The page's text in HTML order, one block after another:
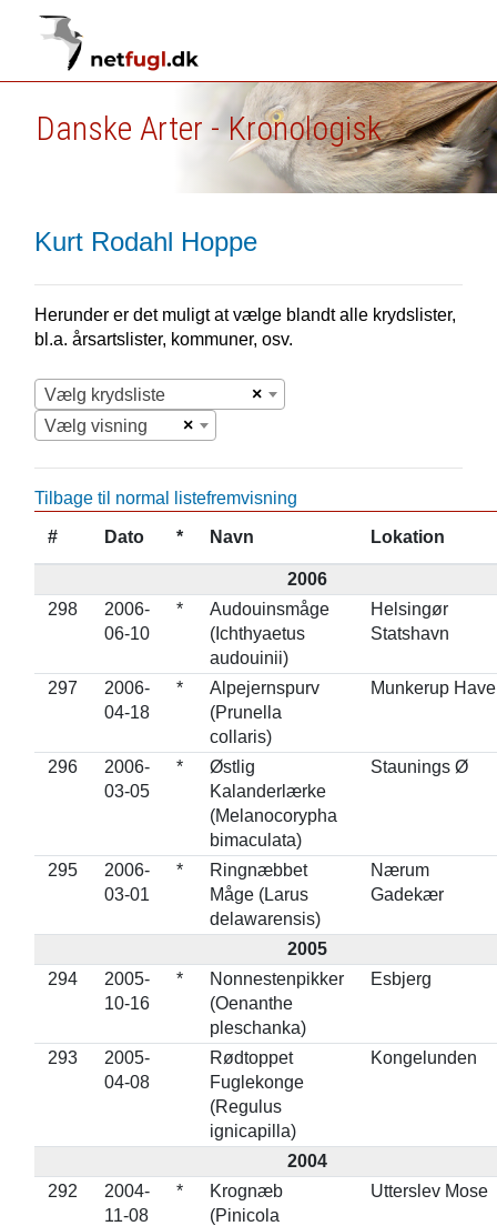
Danske Arter - Kronologisk
Kurt Rodahl Hoppe
Herunder er det muligt at vælge blandt alle krydslister,
bl.a. årsartslister, kommuner, osv.
×
Vælg krydsliste
×
Vælg visning
Tilbage til normal listefremvisning
# Dato * Navn Lokation
2006
298
2006-
06-10
*
Audouinsmåge
(Ichthyaetus
audouinii)
Helsingør
Statshavn
297
2006-
04-18
*
Alpejernspurv
(Prunella
collaris)
Munkerup Have
296
2006-
03-05
*
Østlig
Kalanderlærke
(Melanocorypha
bimaculata)
Staunings Ø
295
2006-
03-01
*
Ringnæbbet
Måge (Larus
delawarensis)
Nærum
Gadekær
2005
294
2005-
10-16
*
Nonnestenpikker
(Oenanthe
pleschanka)
Esbjerg
293
2005-
04-08
Rødtoppet
Fuglekonge
(Regulus
ignicapilla)
Kongelunden
2004
292
2004-
11-08
*
Krognæb
(Pinicola
Utterslev Mose